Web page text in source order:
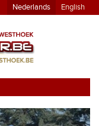
Nederlands English